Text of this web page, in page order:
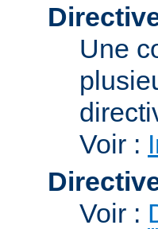
Une
Voir :
Voir :